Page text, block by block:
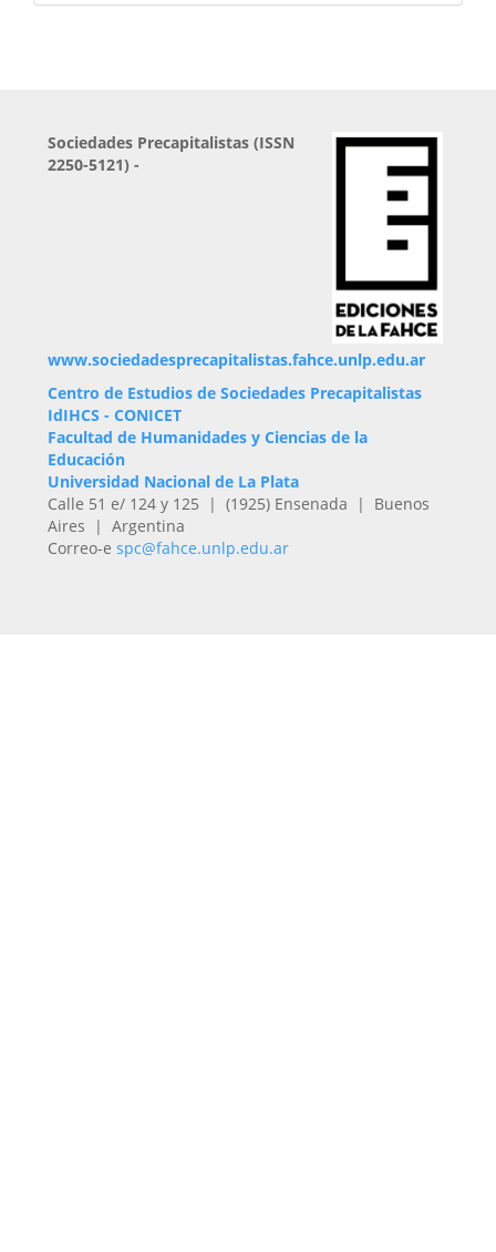
Sociedades Precapitalistas (ISSN
2250-5121) -
www.sociedadesprecapitalistas.fahce.unlp.edu.ar
Centro de Estudios de Sociedades Precapitalistas
IdIHCS - CONICET
Facultad de Humanidades y Ciencias de la
Educación
Universidad Nacional de La Plata
Calle 51 e/ 124 y 125 | (1925) Ensenada | Buenos
Aires | Argentina
Correo-e spc@fahce.unlp.edu.ar